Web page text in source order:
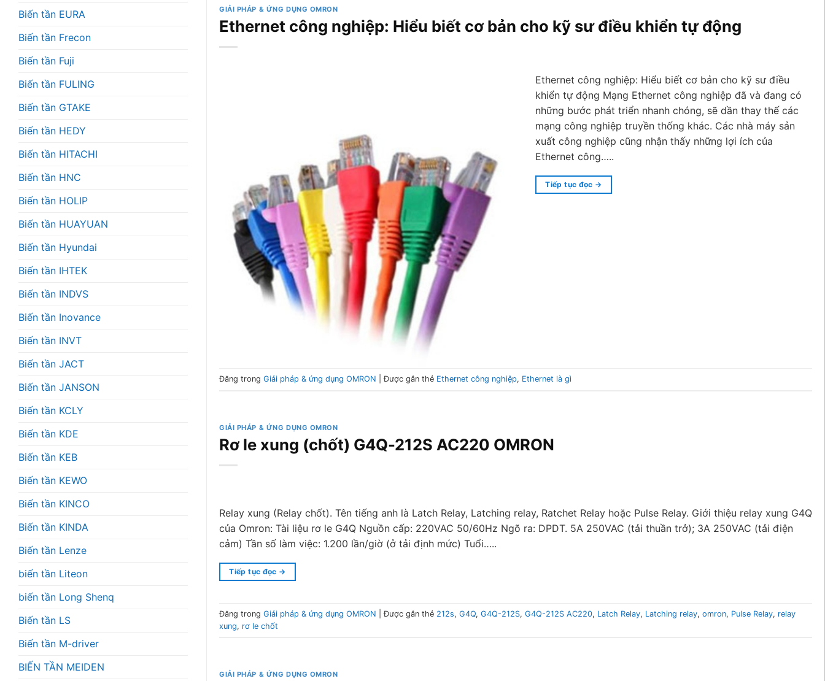
Biến tần EURA
Biến tần Frecon
Biến tần Fuji
Biến tần FULING
Biến tần GTAKE
Biến tần HEDY
Biến tần HITACHI
Biến tần HNC
Biến tần HOLIP
Biến tần HUAYUAN
Biến tần Hyundai
Biến tần IHTEK
Biến tần INDVS
Biến tần Inovance
Biến tần INVT
Biến tần JACT
Biến tần JANSON
Biến tần KCLY
Biến tần KDE
Biến tần KEB
Biến tần KEWO
Biến tần KINCO
Biến tần KINDA
Biến tần Lenze
biến tần Liteon
biến tần Long Shenq
Biến tần LS
Biến tần M-driver
BIẾN TẦN MEIDEN
GIẢI PHÁP & ỨNG DỤNG OMRON
Ethernet công nghiệp: Hiểu biết cơ bản cho kỹ sư điều khiển tự động
Ethernet công nghiệp: Hiểu biết cơ bản cho kỹ sư điều
khiển tự động Mạng Ethernet công nghiệp đã và đang có
những bước phát triển nhanh chóng, sẽ dần thay thế các
mạng công nghiệp truyền thống khác. Các nhà máy sản
xuất công nghiệp cũng nhận thấy những lợi ích của
Ethernet công…..
Tiếp tục đọc →
Đăng trong Giải pháp & ứng dụng OMRON |Được gắn thẻ Ethernet công nghiệp, Ethernet là gì
GIẢI PHÁP & ỨNG DỤNG OMRON
Rơ le xung (chốt) G4Q-212S AC220 OMRON
Relay xung (Relay chốt). Tên tiếng anh là Latch Relay, Latching relay, Ratchet Relay hoặc Pulse Relay. Giới thiệu relay xung G4Q
của Omron: Tài liệu rơ le G4Q Nguồn cấp: 220VAC 50/60Hz Ngõ ra: DPDT. 5A 250VAC (tải thuần trở); 3A 250VAC (tải điện
cảm) Tần số làm việc: 1.200 lần/giờ (ở tải định mức) Tuổi…..
Tiếp tục đọc →
Đăng trong Giải pháp & ứng dụng OMRON |Được gắn thẻ 212s, G4Q, G4Q-212S, G4Q-212S AC220, Latch Relay, Latching relay, omron, Pulse Relay, relay
xung, rơ le chốt
GIẢI PHÁP & ỨNG DỤNG OMRON